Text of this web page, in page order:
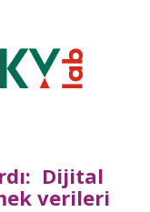
Dijital
verileri